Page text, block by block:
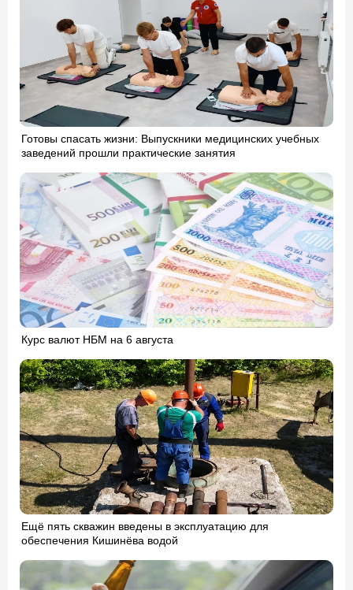
Готовы спасать жизни: Выпускники медицинских учебных
заведений прошли практические занятия
Курс валют НБМ на 6 августа
Ещё пять скважин введены в эксплуатацию для
обеспечения Кишинёва водой